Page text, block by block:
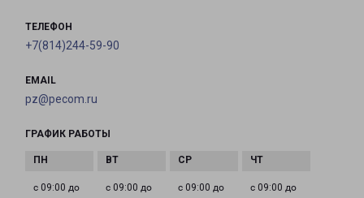
ТЕЛЕФОН
+7(814)244-59-90
EMAIL
pz@pecom.ru
ГРАФИК РАБОТЫ
с 09:00 до
с 09:00 до
с 09:00 до
с 09:00 до